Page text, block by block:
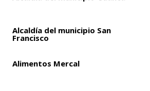
Alcaldía del municipio San
Francisco
Alimentos Mercal